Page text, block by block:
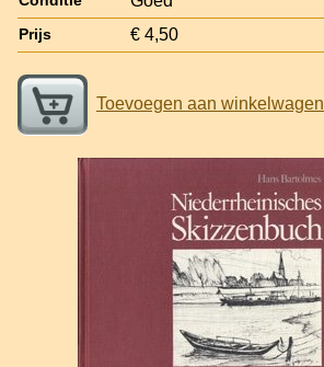
Prijs € 4,50
Toevoegen aan winkelwagen